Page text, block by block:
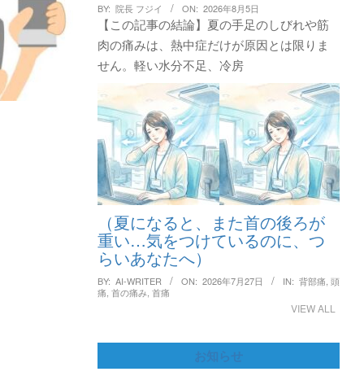
BY: 院長 フジイ ON: 2026年8月5日
【この記事の結論】夏の手足のしびれや筋
肉の痛みは、熱中症だけが原因とは限りま
せん。軽い水分不足、冷房
（夏になると、また首の後ろが
重い…気をつけているのに、つ
らいあなたへ）
BY: AI-WRITER ON: 2026年7月27日 IN: 背部痛 頭
痛 首の痛み, 首痛
VIEW ALL
お知らせ